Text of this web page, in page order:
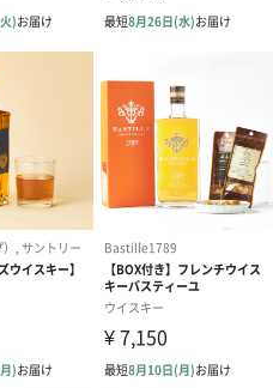
ます。
（390円） グリーン（